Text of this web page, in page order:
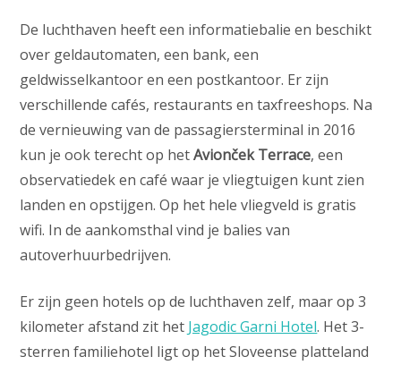
De luchthaven heeft een informatiebalie en beschikt
over geldautomaten, een bank, een
geldwisselkantoor en een postkantoor. Er zijn
verschillende cafés, restaurants en taxfreeshops. Na
de vernieuwing van de passagiersterminal in 2016
kun je ook terecht op hetAvionček Terrace, een
observatiedek en café waar je vliegtuigen kunt zien
landen en opstijgen. Op het hele vliegveld is gratis
wifi. In de aankomsthal vind je balies van
autoverhuurbedrijven.
Er zijn geen hotels op de luchthaven zelf, maar op 3
kilometer afstand zit het Jagodic Garni Hotel. Het 3-
sterren familiehotel ligt op het Sloveense platteland